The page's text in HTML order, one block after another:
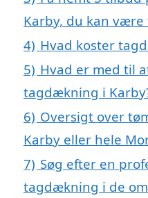
Karby, du kan være
4) Hvad koster
5) Hvad er med til
tagdækning i
6) Oversigt over
Karby eller hele
7) Søg efter en
tagdækning i de